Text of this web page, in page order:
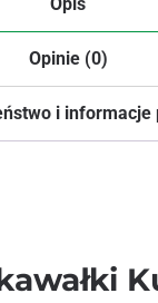
Opinie (0)
i informacje